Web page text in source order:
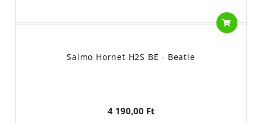
Salmo Hornet H2S BE - Beatle
4 190,00 Ft